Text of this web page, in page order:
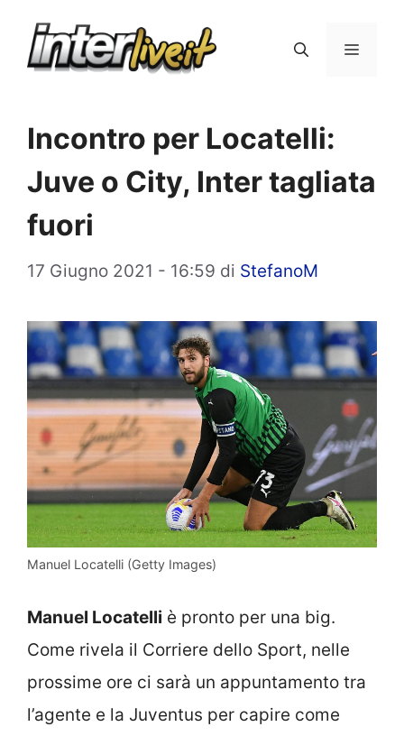
Menu
Incontro per Locatelli:
Juve o City, Inter tagliata
fuori
17 Giugno 2021 - 16:59 di StefanoM
Manuel Locatelli (Getty Images)
Manuel Locatelli è pronto per una big.
Come rivela il Corriere dello Sport, nelle
prossime ore ci sarà un appuntamento tra
l’agente e la Juventus per capire come